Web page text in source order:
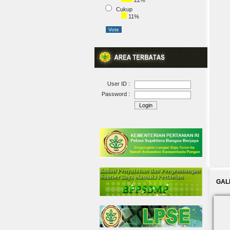
Cukup
11%
User ID :
Password :